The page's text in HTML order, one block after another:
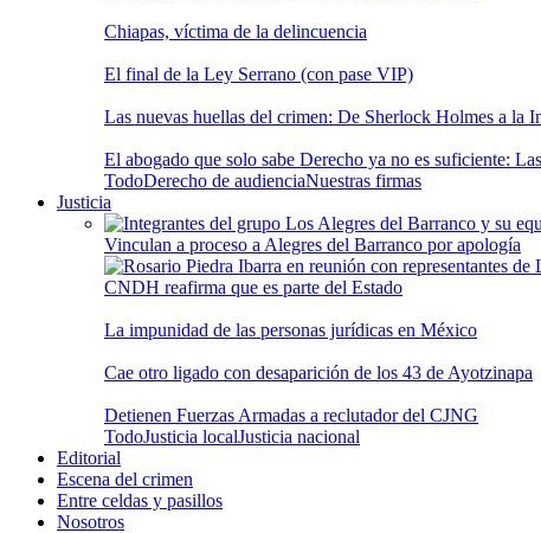
Chiapas, víctima de la delincuencia
El final de la Ley Serrano (con pase VIP)
Las nuevas huellas del crimen: De Sherlock Holmes a la
El abogado que solo sabe Derecho ya no es suficiente:
TodoDerecho de audienciaNuestras firmas
Justicia
Vinculan a proceso a Alegres del Barranco por apología
CNDH reafirma que es parte del Estado
La impunidad de las personas jurídicas en México
Cae otro ligado con desaparición de los 43 de Ayotzinapa
Detienen Fuerzas Armadas a reclutador del CJNG
TodoJusticia localJusticia nacional
Editorial
Escena del crimen
Entre celdas y pasillos
Nosotros